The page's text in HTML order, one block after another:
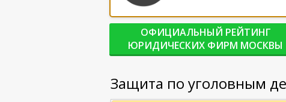
ОФИЦИАЛЬНЫЙ РЕЙТИНГ
ЮРИДИЧЕСКИХ ФИРМ МОСКВЫ
Защита по уголовным